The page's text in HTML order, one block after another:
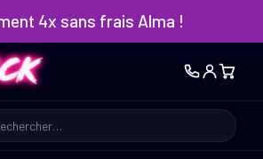
4x sans frais Alma !